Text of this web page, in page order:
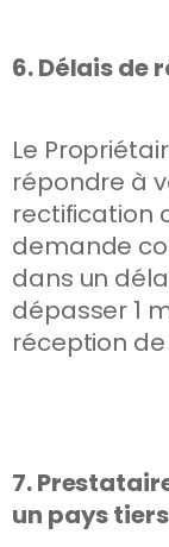
6. Délais de
Le
répondre à
rectification
demande
dans un
dépasser 1
réception
7.
un pays